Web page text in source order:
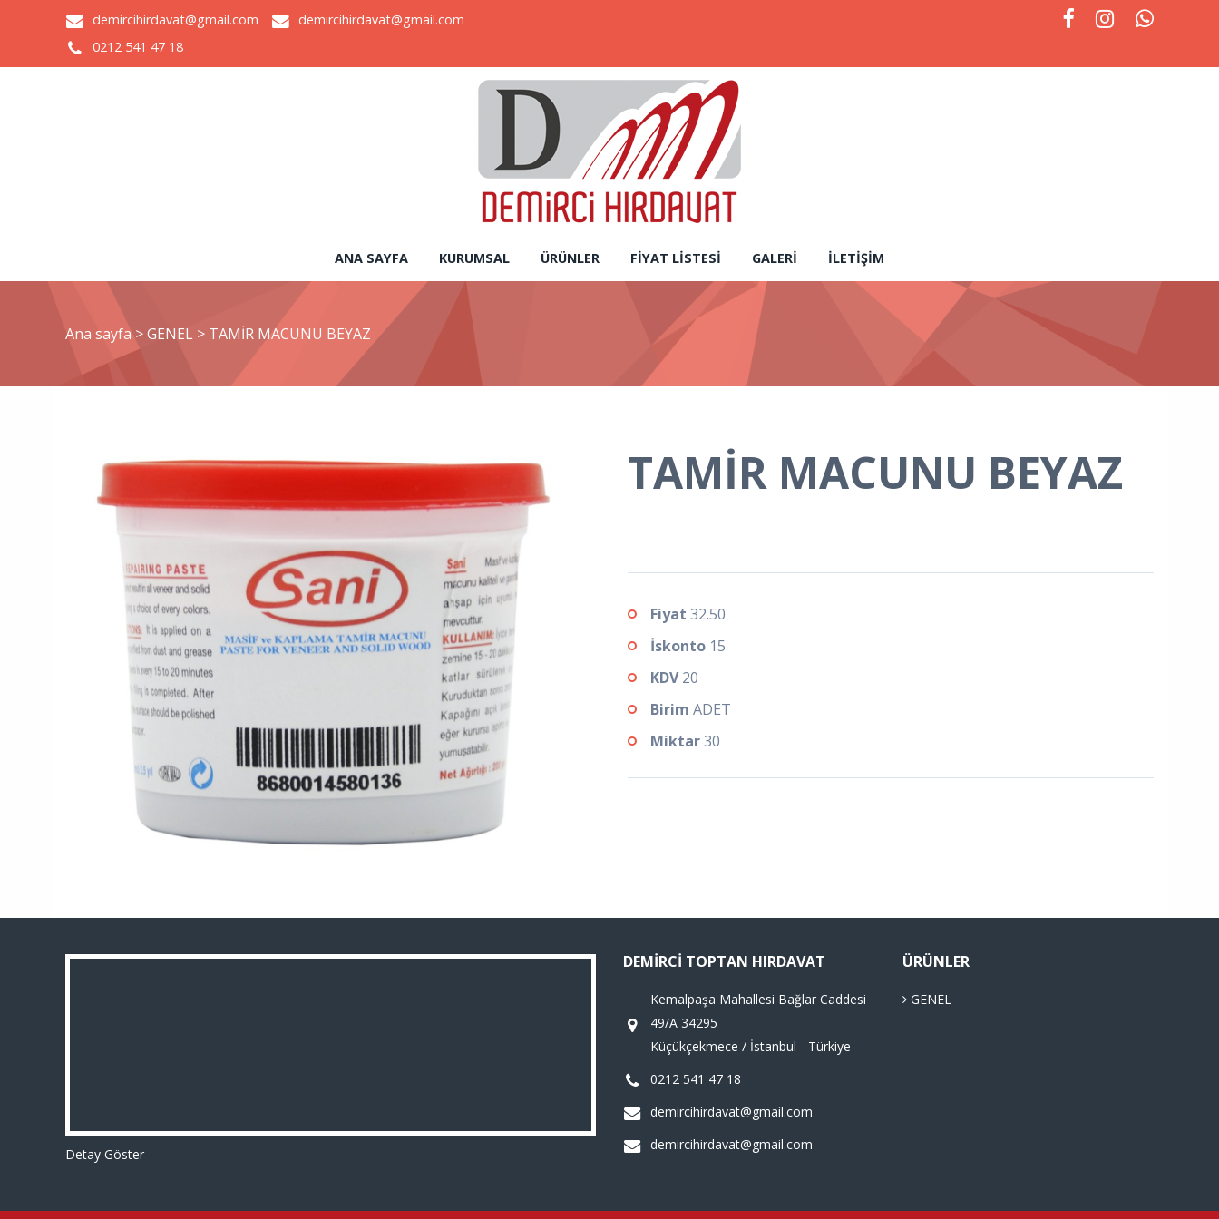
demircihirdavat@gmail.com
demircihirdavat@gmail.com
0212 541 47 18
ANA SAYFA KURUMSAL ÜRÜNLER FIYAT LISTESI GALERI İLETIŞIM
Ana sayfa >GENEL > TAMİR MACUNU BEYAZ
TAMİR MACUNU BEYAZ
Fiyat 32.50
İskonto 15
KDV20
Birim ADET
Miktar30
Detay Göster
DEMIRCI TOPTAN HIRDAVAT
Kemalpaşa Mahallesi Bağlar Caddesi
49/A 34295
Küçükçekmece / İstanbul - Türkiye
0212 541 47 18
demircihirdavat@gmail.com
demircihirdavat@gmail.com
ÜRÜNLER
GENEL